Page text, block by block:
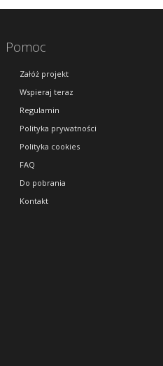
Pomoc
Załóż projekt
Wspieraj teraz
Regulamin
Polityka prywatności
Polityka cookies
FAQ
Do pobrania
Kontakt